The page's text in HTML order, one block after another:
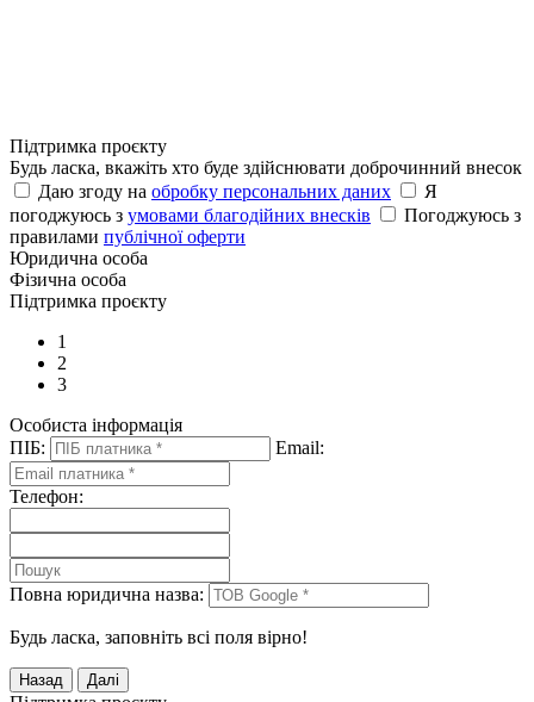
Підтримка проєкту
Будь ласка, вкажіть хто буде здійснювати доброчинний внесок
Даю згоду на обробку персональних даних
Я
погоджуюсь з умовами благодійних внесків
Погоджуюсь з
правилами публічної оферти
Юридична особа
Фізична особа
Підтримка проєкту
1
2
3
Особиста інформація
ПІБ:
Email:
Телефон:
Повна юридична назва:
Будь ласка, заповніть всі поля вірно!